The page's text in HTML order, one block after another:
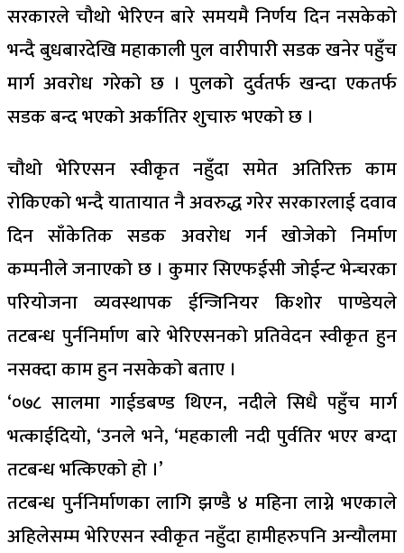
सरकारले चौथो भेरिएन बारे समयमै निर्णय दिन नसकेको
भन्दै बुधबारदेखि महाकाली पुल वारीपारी सडक खनेर पहुँच
मार्ग अवरोध गरेको छ । पुलको दुर्वतर्फ खन्दा एकतर्फ
सडक बन्द भएको अर्कातिर शुचारु भएको छ ।
चौथो भेरिएसन स्वीकृत नहुँदा समेत अतिरिक्त काम
रोकिएको भन्दै यातायात नै अवरुद्ध गरेर सरकारलाई दवाव
दिन साँकेतिक सडक अवरोध गर्न खोजेको निर्माण
कम्पनीले जनाएको छ । कुमार सिएफईसी जोईन्ट भेन्चरका
परियोजना व्यवस्थापक ईन्जिनियर किशोर पाण्डेयले
तटबन्ध पुर्ननिर्माण बारे भेरिएसनको प्रतिवेदन स्वीकृत हुन
नसक्दा काम हुन नसकेको बताए ।
‘०७८ सालमा गाईडबण्ड थिएन, नदीले सिधै पहुँच मार्ग
भत्काईदियो, ‘उनले भने, ‘महकाली नदी पुर्वतिर भएर बग्दा
तटबन्ध भत्किएको हो ।’
तटबन्ध पुर्ननिर्माणका लागि झण्डै ४ महिना लाग्ने भएकाले
अहिलेसम्म भेरिएसन स्वीकृत नहुँदा हामीहरुपनि अन्यौलमा